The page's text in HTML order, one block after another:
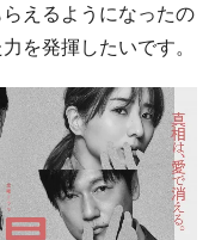
えるようになったの
を発揮したいです。